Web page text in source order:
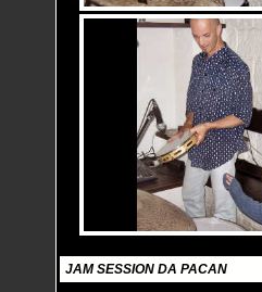
JAM SESSION DA PACAN